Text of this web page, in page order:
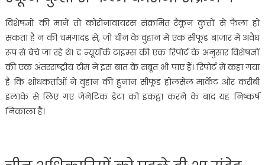
विशेषज्ञों की मानें तो कोरोनावायरस संक्रमित रैकून कुत्तों से फैला हो
सकता है न की चमगादड़ से, जो चीन के वुहान में एक सीफूड बाजार में अवैध
रूप से बेचे जा रहे थे। द न्यूयॉर्क टाइम्स की एक रिपोर्ट के अनुसार विशेषज्ञों
की एक अंतरराष्ट्रीय टीम ने इस बात के सबूत भी पाए हैं। रिपोर्ट में कहा गया
है कि शोधकर्ताओं ने वुहान की हुनान सीफूड होलसेल मार्केट और करीबी
इलाके से लिए गए जेनेटिक डेटा को इकट्ठा करने के बाद यह निष्कर्ष
निकाला है।